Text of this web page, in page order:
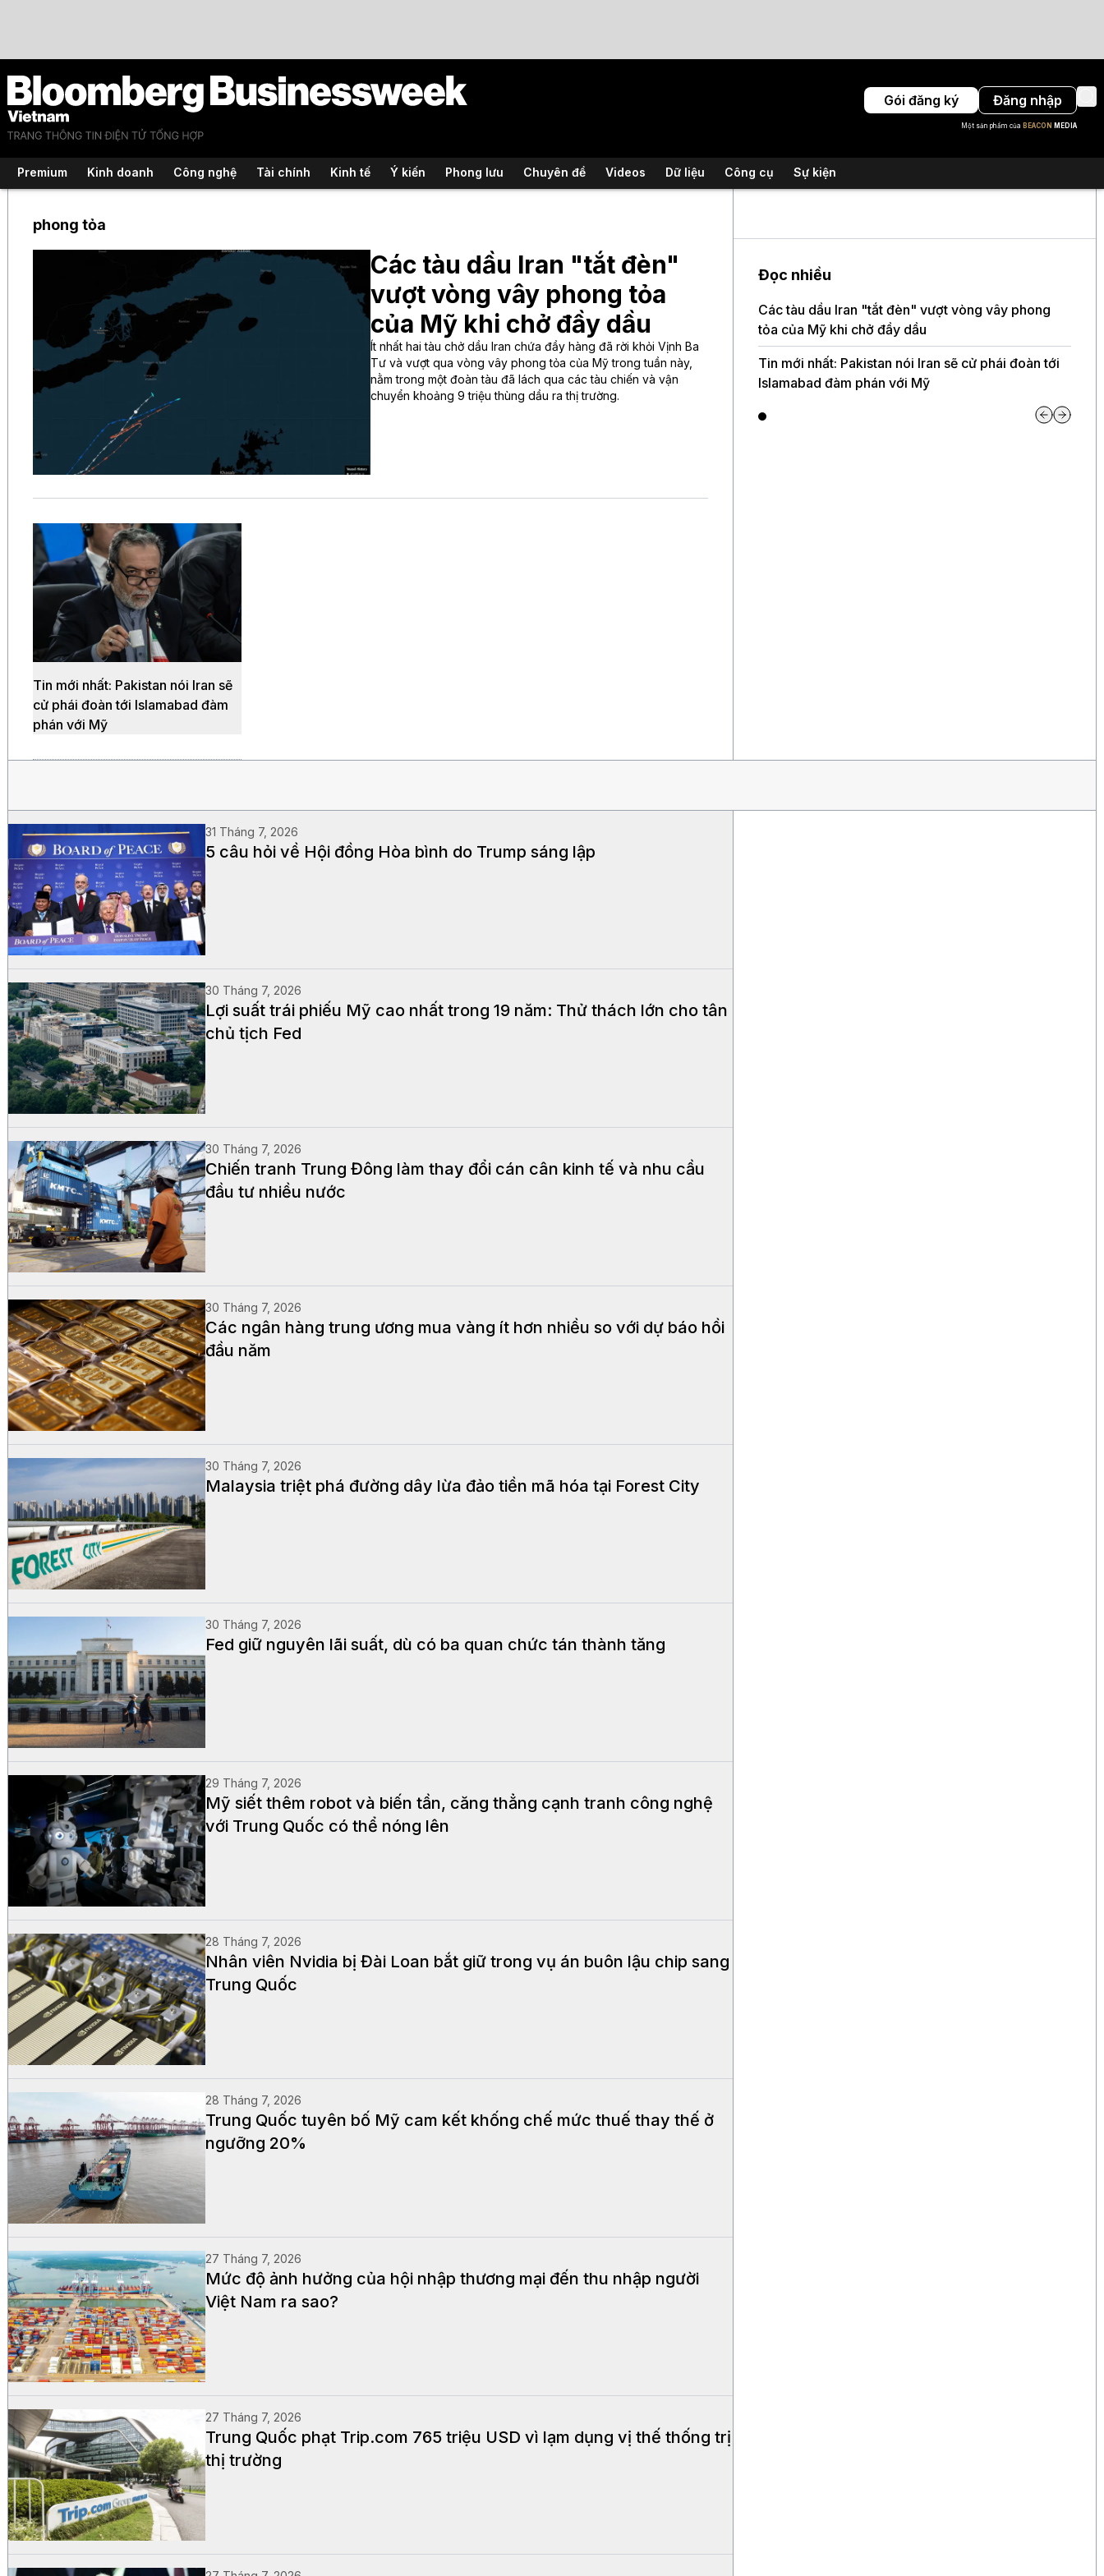
Gói đăng ký Đăng nhập
Một sản phẩm của BEACON MEDIA
Premium Kinh doanh Công nghệ Tài chính Kinh tế Ý kiến Phong lưu Chuyên đề Videos Dữ liệu Công cụ Sự kiện
phong tỏa
Các tàu dầu Iran "tắt đèn"
vượt vòng vây phong tỏa
của Mỹ khi chở đầy dầu
Ít nhất hai tàu chở dầu Iran chứa đầy hàng đã rời khỏi Vịnh Ba
Tư và vượt qua vòng vây phong tỏa của Mỹ trong tuần này,
nằm trong một đoàn tàu đã lách qua các tàu chiến và vận
chuyển khoảng 9 triệu thùng dầu ra thị trường.
Tin mới nhất: Pakistan nói Iran sẽ
cử phái đoàn tới Islamabad đàm
phán với Mỹ
Đọc nhiều
Các tàu dầu Iran "tắt đèn" vượt vòng vây phong
tỏa của Mỹ khi chở đầy dầu
Tin mới nhất: Pakistan nói Iran sẽ cử phái đoàn tới
Islamabad đàm phán với Mỹ
31 Tháng 7, 2026
5 câu hỏi về Hội đồng Hòa bình do Trump sáng lập
30 Tháng 7, 2026
Lợi suất trái phiếu Mỹ cao nhất trong 19 năm: Thử thách lớn cho tân
chủ tịch Fed
30 Tháng 7, 2026
Chiến tranh Trung Đông làm thay đổi cán cân kinh tế và nhu cầu
đầu tư nhiều nước
30 Tháng 7, 2026
Các ngân hàng trung ương mua vàng ít hơn nhiều so với dự báo hồi
đầu năm
30 Tháng 7, 2026
Malaysia triệt phá đường dây lừa đảo tiền mã hóa tại Forest City
30 Tháng 7, 2026
Fed giữ nguyên lãi suất, dù có ba quan chức tán thành tăng
29 Tháng 7, 2026
Mỹ siết thêm robot và biến tần, căng thẳng cạnh tranh công nghệ
với Trung Quốc có thể nóng lên
28 Tháng 7, 2026
Nhân viên Nvidia bị Đài Loan bắt giữ trong vụ án buôn lậu chip sang
Trung Quốc
28 Tháng 7, 2026
Trung Quốc tuyên bố Mỹ cam kết khống chế mức thuế thay thế ở
ngưỡng 20%
27 Tháng 7, 2026
Mức độ ảnh hưởng của hội nhập thương mại đến thu nhập người
Việt Nam ra sao?
27 Tháng 7, 2026
Trung Quốc phạt Trip.com 765 triệu USD vì lạm dụng vị thế thống trị
thị trường